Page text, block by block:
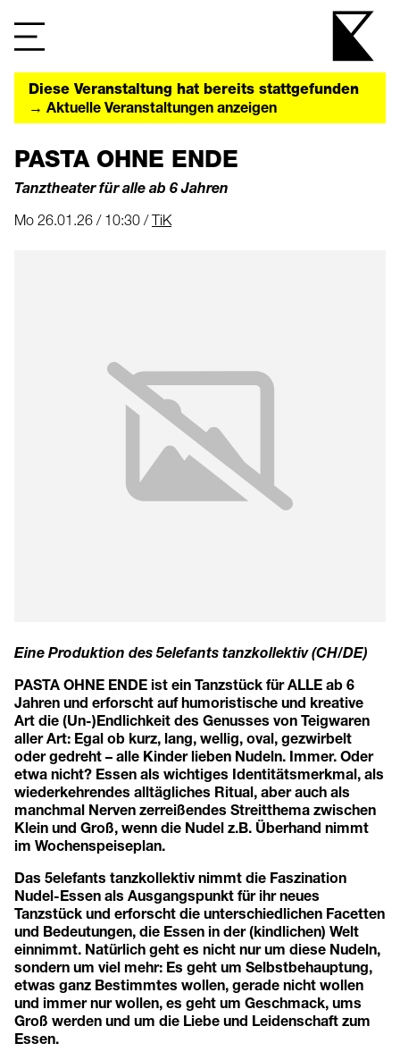
Diese Veranstaltung hat bereits stattgefunden
→ Aktuelle Veranstaltungen anzeigen
PASTA OHNE ENDE
Tanztheater für alle ab 6 Jahren
Mo 26.01.26 / 10:30 /TiK
Eine Produktion des5elefants tanzkollektiv (CH/DE)
PASTA OHNE ENDE ist ein Tanzstück für ALLE ab 6
Jahren und erforscht auf humoristische und kreative
Art die (Un-)Endlichkeit des Genusses von Teigwaren
aller Art: Egal ob kurz, lang, wellig, oval, gezwirbelt
oder gedreht – alle Kinder lieben Nudeln. Immer. Oder
etwa nicht? Essen als wichtiges Identitätsmerkmal, als
wiederkehrendes alltägliches Ritual, aber auch als
manchmal Nerven zerreißendes Streitthema zwischen
Klein und Groß, wenn die Nudel z.B. Überhand nimmt
im Wochenspeiseplan.
Das 5elefants tanzkollektiv nimmt die Faszination
Nudel-Essen als Ausgangspunkt für ihr neues
Tanzstück und erforscht die unterschiedlichen Facetten
und Bedeutungen, die Essen in der (kindlichen) Welt
einnimmt. Natürlich geht es nicht nur um diese Nudeln,
sondern um viel mehr: Es geht um Selbstbehauptung,
etwas ganz Bestimmtes wollen, gerade nicht wollen
und immer nur wollen, es geht um Geschmack, ums
Groß werden und um die Liebe und Leidenschaft zum
Essen.